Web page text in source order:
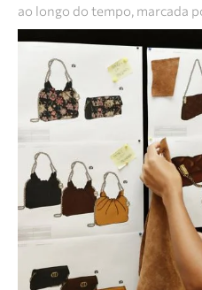
ao longo do tempo, marcada